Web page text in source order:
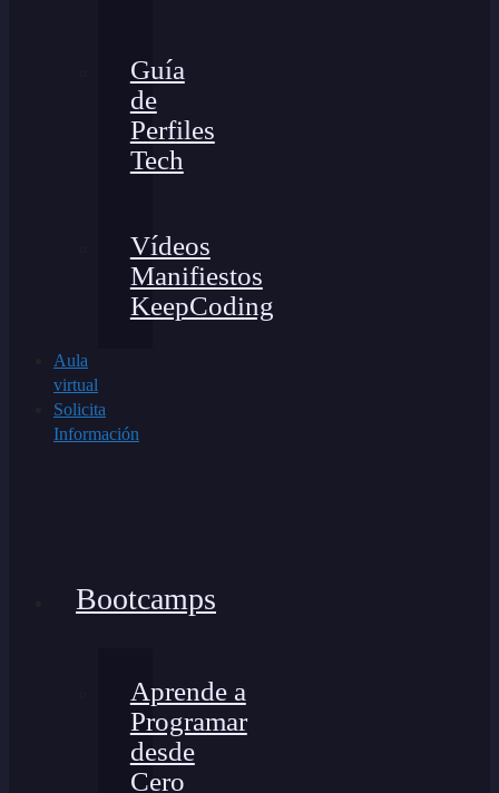
Guía
de
Perfiles
Tech
Vídeos
Manifiestos
KeepCoding
Aula
virtual
Solicita
Información
Bootcamps
Aprende a
Programar
desde
Cero